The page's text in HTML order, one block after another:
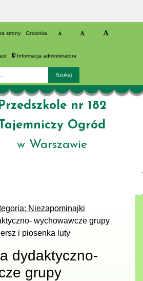
strony Czcionka
Informacja administratora
Przedszkole nr 182
Tajemniczy Ogród
w Warszawie
Niezapominajki
wychowawcze grupy
i piosenka luty
dydaktyczno-
grupy